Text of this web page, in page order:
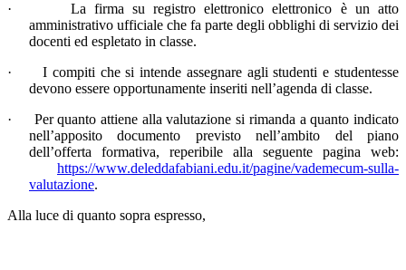
·
La firma su registro elettronico elettronico è un atto
amministrativo ufficiale che fa parte degli obblighi di servizio dei
docenti ed espletato in classe.
·
I compiti che si intende assegnare agli studenti e studentesse
devono essere opportunamente inseriti nell’agenda di classe.
·
Per quanto attiene alla valutazione si rimanda a quanto indicato
nell’apposito documento previsto nell’ambito del piano
dell’offerta formativa, reperibile alla seguente pagina web:
https://www.deleddafabiani.edu.it/pagine/vademecum-sulla-
valutazione.
Alla luce di quanto sopra espresso,